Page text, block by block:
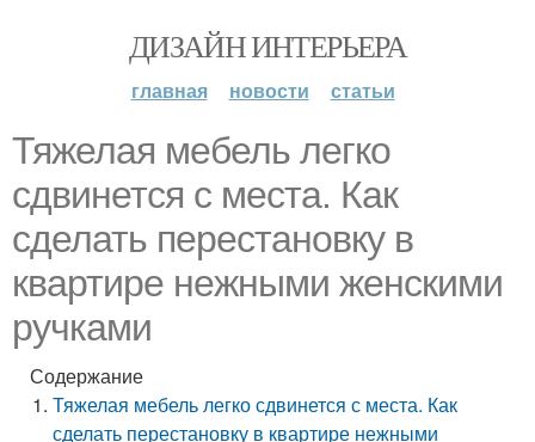
ДИЗАЙН ИНТЕРЬЕРА
главная новости статьи
Тяжелая мебель легко
сдвинется с места. Как
сделать перестановку в
квартире нежными женскими
ручками
Содержание
Тяжелая мебель легко сдвинется с места. Как
сделать перестановку в квартире нежными